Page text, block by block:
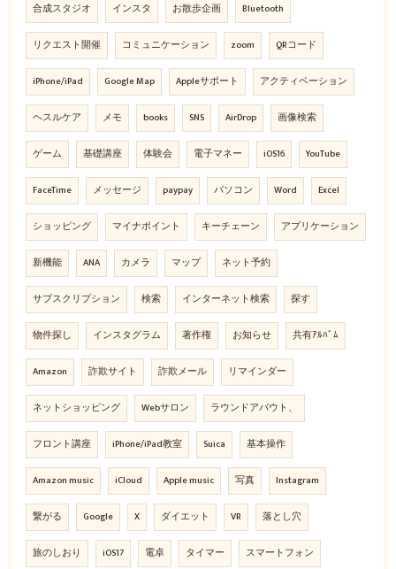
合成スタジオ インスタ お散歩企画 Bluetooth
リクエスト開催 コミュニケーション zoom QRコード
iPhone/iPad Google Map Appleサポート アクティベーション
ヘスルケア メモ books SNS AirDrop 画像検索
ゲーム 基礎講座 体験会 電子マネー iOS16 YouTube
FaceTime メッセージ paypay パソコン Word Excel
ショッピング マイナポイント キーチェーン アプリケーション
新機能 ANA カメラ マップ ネット予約
サブスクリプション 検索 インターネット検索 探す
物件探し インスタグラム 著作権 お知らせ 共有ｱﾙﾊﾞﾑ
Amazon 詐欺サイト 詐欺メール リマインダー
ネットショッピング Webサロン ラウンドアバウト、
フロント講座 iPhone/iPad教室 Suica 基本操作
Amazon music iCloud Apple music 写真 Instagram
繋がる Google X ダイエット VR 落とし穴
旅のしおり iOS17 電卓 タイマー スマートフォン